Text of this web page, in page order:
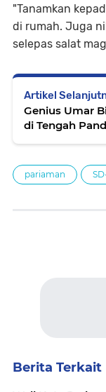
"Tanamkan
di rumah. Juga
selepas salat
Artikel
Genius Umar
di Tengah
pariaman
Berita Terkait